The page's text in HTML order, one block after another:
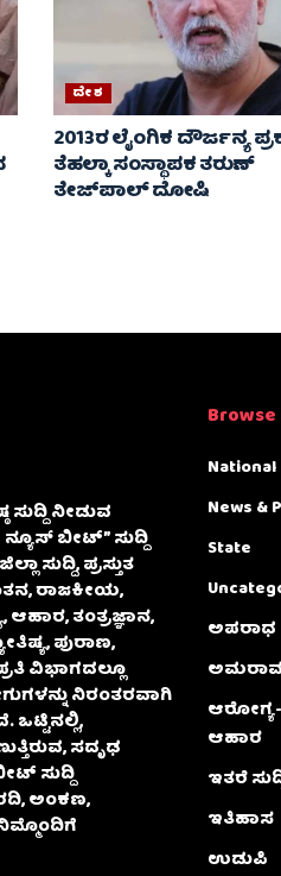
ದೇಶ
2013ರ ಲೈಂಗಿಕ ದೌರ್ಜನ್ಯ
ತೆಹಲ್ಕಾ ಸಂಸ್ಥಾಪಕ ತರುಣ್
ತೇಜ್‌ಪಾಲ್ ದೋಷಿ
ಸುದ್ದಿ ನೀಡುವ
ಬೀಟ್” ಸುದ್ದಿ
ಸುದ್ದಿ, ಪ್ರಸ್ತುತ
ರಾಜಕೀಯ,
ತಂತ್ರಜ್ಞಾನ,
ಪುರಾಣ,
ವಿಭಾಗದಲ್ಲೂ
ನಿರಂತರವಾಗಿ
ಒಟ್ಟಿನಲ್ಲಿ,
ಸದೃಢ
ಸುದ್ದಿ
ಅಂಕಣ,
National
News &
State
ಅಪರಾಧ
ಆರೋಗ್ಯ-
ಆಹಾರ
ಇತರೆ
ಇತಿಹಾಸ
ಉಡುಪಿ